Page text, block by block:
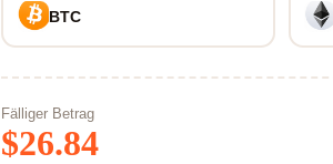
BTC
Fälliger Betrag
$26.84